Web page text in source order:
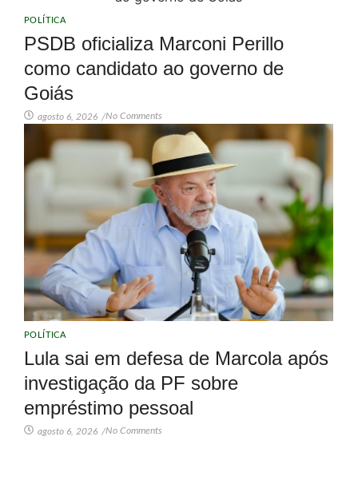
POLÍTICA
PSDB oficializa Marconi Perillo
como candidato ao governo de
Goiás
agosto 6, 2026 /No Comments
POLÍTICA
Lula sai em defesa de Marcola após
investigação da PF sobre
empréstimo pessoal
agosto 6, 2026 /No Comments